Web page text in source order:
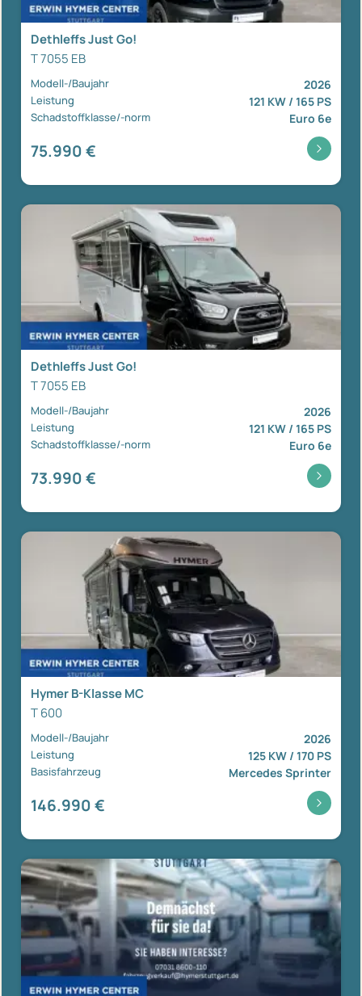
Dethleffs Just Go!
T 7055 EB
Modell-/Baujahr 2026
Leistung 121 KW / 165 PS
Schadstoffklasse/-norm Euro 6e
75.990 €
Dethleffs Just Go!
T 7055 EB
Modell-/Baujahr 2026
Leistung 121 KW / 165 PS
Schadstoffklasse/-norm Euro 6e
73.990 €
Hymer B-Klasse MC
T 600
Modell-/Baujahr 2026
Leistung 125 KW / 170 PS
Basisfahrzeug Mercedes Sprinter
146.990 €